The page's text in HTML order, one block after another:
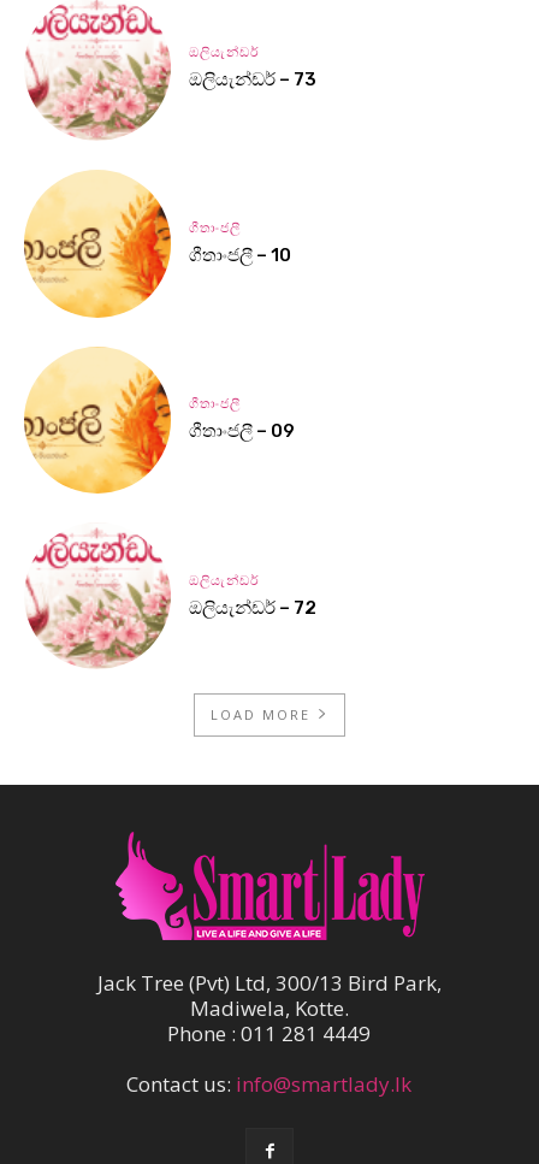
ඔලියැන්ඩර්
ඔලියැන්ඩර් – 73
ගීතාංජලී
ගීතාංජලී – 10
ගීතාංජලී
ගීතාංජලී – 09
ඔලියැන්ඩර්
ඔලියැන්ඩර් – 72
LOAD MORE
Jack Tree (Pvt) Ltd, 300/13 Bird Park,
Madiwela, Kotte.
Phone : 011 281 4449
Contact us: info@smartlady.lk